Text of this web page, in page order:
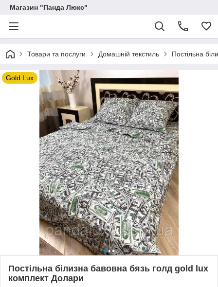
Магазин "Панда Люкс"
Товари та послуги Домашній текстиль Постільна
Gold Lux
Постільна білизна бавовна бязь голд gold lux
комплект Долари